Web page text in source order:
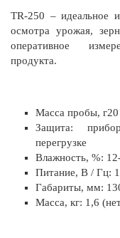
TR-250 – идеальное
осмотра урожая,
оперативное
продукта.
Масса пробы, г20
Защита:
перегрузке
Влажность, %:
Питание, В / Гц:
Габариты, мм:
Масса, кг: 1,6